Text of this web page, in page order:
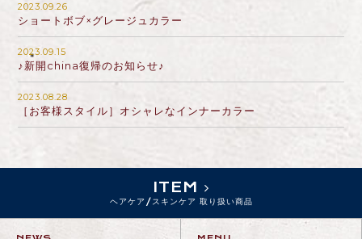
2023.09.26
ショートボブ×グレージュカラー
2023.09.15
♪新開china復帰のお知らせ♪
2023.08.28
［お客様スタイル］オシャレなインナーカラー
ITEM
ヘアケア/スキンケア 取り扱い商品